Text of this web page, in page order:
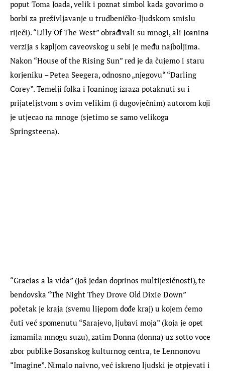
poput Toma Joada, velik i poznat simbol kada govorimo o
borbi za preživljavanje u trudbeničko-ljudskom smislu
riječi). “Lilly Of The West” obrađivali su mnogi, ali Joanina
verzija s kapljom caveovskog u sebi je među najboljima.
Nakon “House of the Rising Sun” red je da čujemo i staru
korjeniku – Petea Seegera, odnosno „njegovu“ “Darling
Corey”. Temelji folka i Joaninog izraza potaknuti su i
prijateljstvom s ovim velikim (i dugovječnim) autorom koji
je utjecao na mnoge (sjetimo se samo velikoga
Springsteena).
“Gracias a la vida” (još jedan doprinos multijezičnosti), te
bendovska “The Night They Drove Old Dixie Down”
početak je kraja (svemu lijepom dođe kraj) u kojem ćemo
čuti već spomenutu “Sarajevo, ljubavi moja” (koja je opet
izmamila mnogu suzu), zatim Donna (donna) uz sotto voce
zbor publike Bosanskog kulturnog centra, te Lennonovu
“Imagine”. Nimalo naivno, već iskreno ljudski je otpjevati i